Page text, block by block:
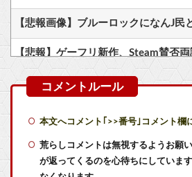
任天堂ソフトのダウンロード率
本文へコメント｢>>番号｣コメント欄
荒らしコメントは無視するようお願
が返ってくるのを心待ちにしていま